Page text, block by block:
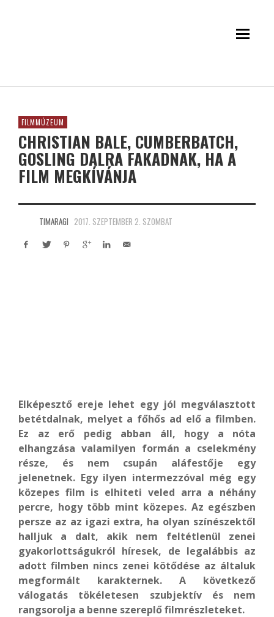
FILMMÚZEUM
CHRISTIAN BALE, CUMBERBATCH,
GOSLING DALRA FAKADNAK, HA A
FILM MEGKÍVÁNJA
TIMARAGI 2017. SZEPTEMBER 2. SZOMBAT
Elképesztő ereje lehet egy jól megválasztott
betétdalnak, melyet a főhős ad elő a filmben.
Ez az erő pedig abban áll, hogy a nóta
elhangzása valamilyen formán a cselekmény
része, és nem csupán aláfestője egy
jelenetnek. Egy ilyen intermezzóval még egy
közepes film is elhiteti veled arra a néhány
percre, hogy több mint közepes. Az egészben
persze az az igazi extra, ha olyan színészektől
halljuk a dalt, akik nem feltétlenül zenei
gyakorlottságukról híresek, de legalábbis az
adott filmben nincs zenei kötődése az általuk
megformált karakternek. A következő
válogatás tökéletesen szubjektív és nem
rangsorolja a benne szereplő filmrészleteket.